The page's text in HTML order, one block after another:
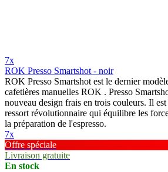
7x
ROK Presso Smartshot - noir
ROK Presso Smartshot est le dernier
cafetières manuelles ROK . Presso
nouveau design frais en trois couleurs. Il
ressort révolutionnaire qui équilibre les
la préparation de l'espresso.
7x
Offre spéciale
Livraison gratuite
En stock